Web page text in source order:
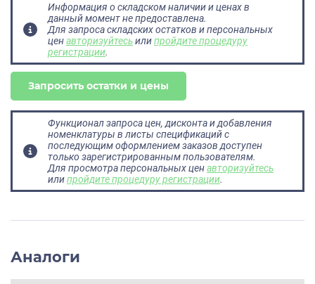
Информация о складском наличии и ценах в
данный момент не предоставлена.
Для запроса складских остатков и персональных
ценавторизуйтесьилипройдите процедуру
регистрации.
Запросить остатки и цены
Функционал запроса цен, дисконта и добавления
номенклатуры в листы спецификаций с
последующим оформлением заказов доступен
только зарегистрированным пользователям.
Для просмотра персональных ценавторизуйтесь
илипройдите процедуру регистрации.
Аналоги